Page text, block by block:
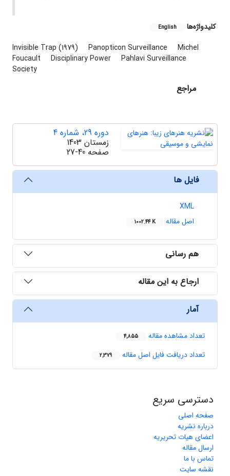
کلیدواژه‌ها English
Invisible Trap (1979) Panopticon Surveillance
Michel
Foucault
Disciplinary Power
Pahlavi Surveillance
Society
مراجع
دوره 29، شماره 4
زمستان 1403
صفحه 27-40
فایل ها
XML
اصل مقاله
1002.44 K
هم رسانی
ارجاع به این مقاله
آمار
تعداد مشاهده مقاله 4,855
تعداد دریافت فایل اصل مقاله 2,379
دسترسی سریع
صفحه اصلی
درباره نشریه
اعضای هیات تحریریه
ارسال مقاله
تماس با ما
نقشه سایت